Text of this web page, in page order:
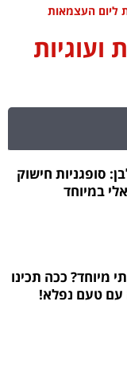
ליום העצמאות
ועוגיות
סופגניות חישוק
במיוחד
מיוחד? ככה תכינו
עם טעם נפלא!